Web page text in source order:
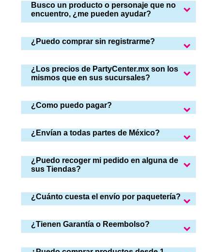
Busco un producto o personaje que no
encuentro, ¿me pueden ayudar?
¿Puedo comprar sin registrarme?
¿Los precios de PartyCenter.mx son los
mismos que en sus sucursales?
¿Como puedo pagar?
¿Envían a todas partes de México?
¿Puedo recoger mi pedido en alguna de
sus Tiendas?
¿Cuánto cuesta el envío por paquetería?
¿Tienen Garantía o Reembolso?